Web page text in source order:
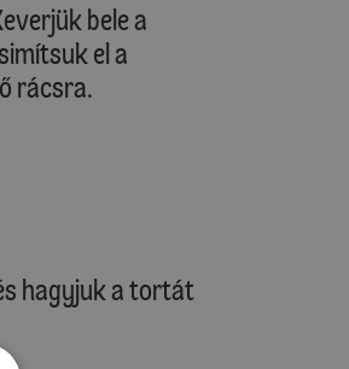
bele a
el a
rácsra.
hagyjuk a tortát